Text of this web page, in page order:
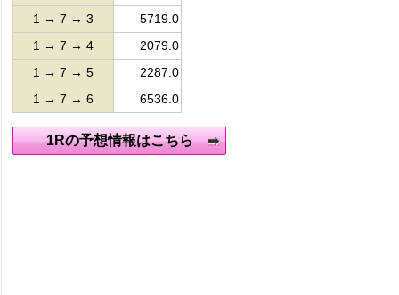
1 → 7 → 3
5719.0
1 → 7 → 4
2079.0
1 → 7 → 5
2287.0
1 → 7 → 6
6536.0
1Rの予想情報はこちら